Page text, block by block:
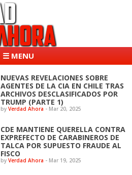
☰ MENU
NUEVAS REVELACIONES SOBRE
AGENTES DE LA CIA EN CHILE TRAS
ARCHIVOS DESCLASIFICADOS POR
TRUMP (PARTE 1)
byVerdad Ahora - Mar 20, 2025
CDE MANTIENE QUERELLA CONTRA
EXPREFECTO DE CARABINEROS DE
TALCA POR SUPUESTO FRAUDE AL
FISCO
byVerdad Ahora - Mar 19, 2025